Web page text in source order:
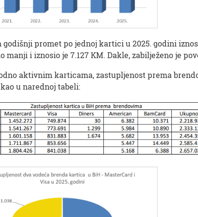
godišnji promet po jednoj kartici u 2025. godini
manji i iznosio je 7.127 KM. Dakle, zabilježeno je
aktivnim karticama, zastupljenost prema
u narednoj tabeli: